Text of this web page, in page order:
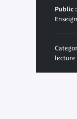
Public :
lecture